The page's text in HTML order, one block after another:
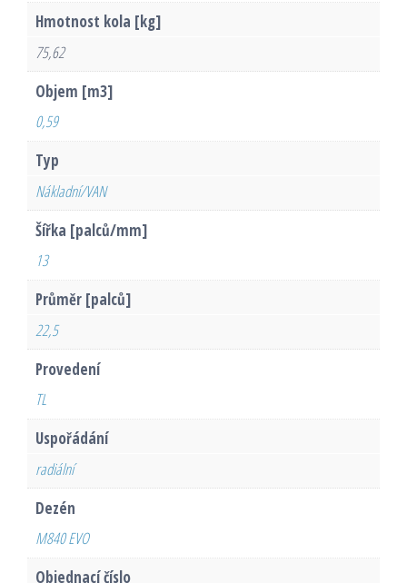
Hmotnost kola [kg]
75,62
Objem [m3]
0,59
Typ
Nákladní/VAN
Šířka [palců/mm]
13
Průměr [palců]
22,5
Provedení
TL
Uspořádání
radiální
Dezén
M840 EVO
Objednací číslo